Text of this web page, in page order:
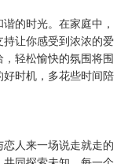
的时光。在家庭中，
让你感受到浓浓的爱
轻松愉快的氛围将围
时机，多花些时间陪
人来一场说走就走的